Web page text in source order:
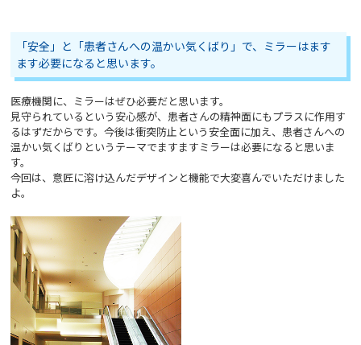
「安全」と「患者さんへの温かい気くばり」で、ミラーはます
ます必要になると思います。
医療機関に、ミラーはぜひ必要だと思います。
見守られているという安心感が、患者さんの精神面にもプラスに作用す
るはずだからです。今後は衝突防止という安全面に加え、患者さんへの
温かい気くばりというテーマでますますミラーは必要になると思いま
す。
今回は、意匠に溶け込んだデザインと機能で大変喜んでいただけました
よ。